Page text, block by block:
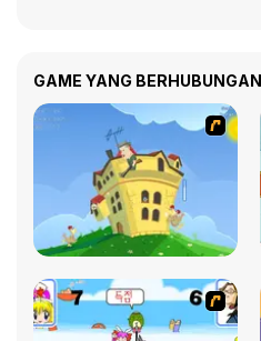
GAME YANG BERHUBUNGAN